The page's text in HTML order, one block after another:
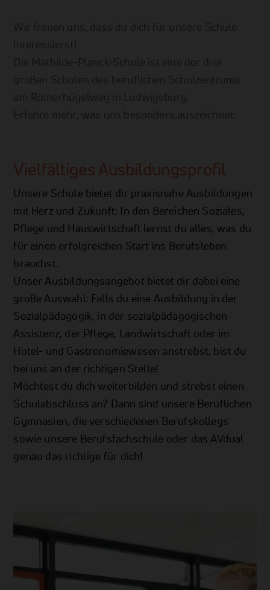
Vielfältiges Ausbildungsprofil
Unsere Schule bietet dir praxisnahe Ausbildungen
mit Herz und Zukunft: In den Bereichen Soziales,
Pflege und Hauswirtschaft lernst du alles, was du
für einen erfolgreichen Start ins Berufsleben
brauchst.
Unser Ausbildungsangebot bietet dir dabei eine
große Auswahl: Falls du eine Ausbildung in der
Sozialpädagogik, in der sozialpädagogischen
Assistenz, der Pflege, Landwirtschaft oder im
Hotel- und Gastronomiewesen anstrebst, bist du
bei uns an der richtigen Stelle!
Möchtest du dich weiterbilden und strebst einen
Schulabschluss an? Dann sind unsere Beruflichen
Gymnasien, die verschiedenen Berufskollegs
sowie unsere Berufsfachschule oder das AVdual
genau das richtige für dich!